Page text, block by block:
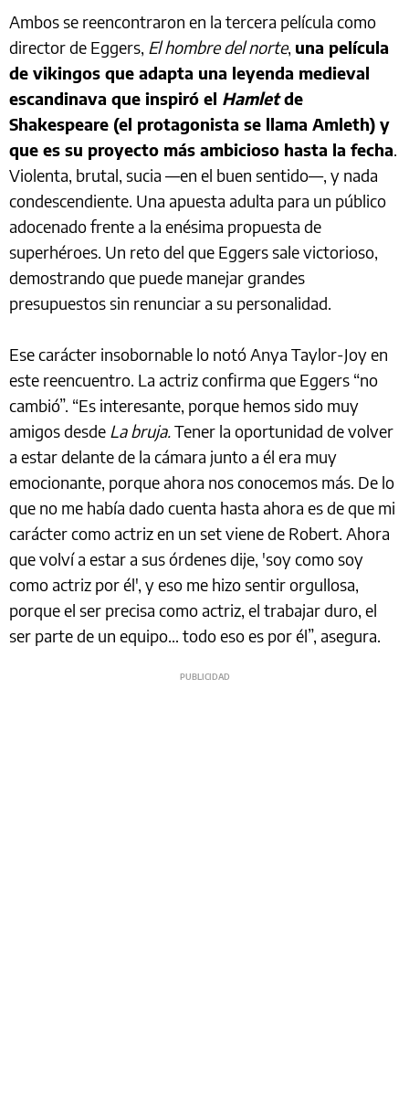
Ambos se reencontraron en la tercera película como
director de Eggers, El hombre del norte, una película
de vikingos que adapta una leyenda medieval
escandinava que inspiró el Hamletde
Shakespeare (el protagonista se llama Amleth) y
que es su proyecto más ambicioso hasta la fecha.
Violenta, brutal, sucia —en el buen sentido—, y nada
condescendiente. Una apuesta adulta para un público
adocenado frente a la enésima propuesta de
superhéroes. Un reto del que Eggers sale victorioso,
demostrando que puede manejar grandes
presupuestos sin renunciar a su personalidad.
Ese carácter insobornable lo notó Anya Taylor-Joy en
este reencuentro. La actriz confirma que Eggers “no
cambió”. “Es interesante, porque hemos sido muy
amigos desde La bruja.Tener la oportunidad de volver
a estar delante de la cámara junto a él era muy
emocionante, porque ahora nos conocemos más. De lo
que no me había dado cuenta hasta ahora es de que mi
carácter como actriz en un set viene de Robert. Ahora
que volví a estar a sus órdenes dije, 'soy como soy
como actriz por él', y eso me hizo sentir orgullosa,
porque el ser precisa como actriz, el trabajar duro, el
ser parte de un equipo… todo eso es por él”, asegura.